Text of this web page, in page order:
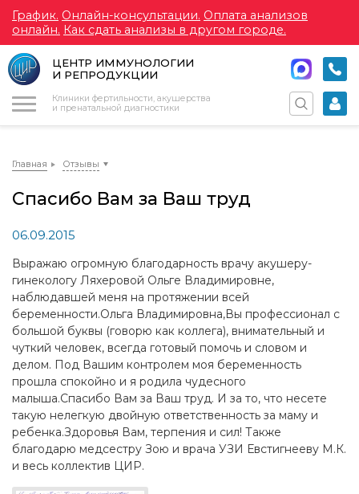
График. Онлайн-консультации. Оплата анализов
онлайн. Как сдать анализы в другом городе.
ЦЕНТР ИММУНОЛОГИИ
И РЕПРОДУКЦИИ
Клиники фертильности, акушерства
и пренатальной диагностики
Главная Отзывы
Спасибо Вам за Ваш труд
06.09.2015
Выражаю огромную благодарность врачу акушеру-
гинекологу Ляхеровой Ольге Владимировне,
наблюдавшей меня на протяжении всей
беременности.Ольга Владимировна,Вы профессионал с
большой буквы (говорю как коллега), внимательный и
чуткий человек, всегда готовый помочь и словом и
делом. Под Вашим контролем моя беременность
прошла спокойно и я родила чудесного
малыша.Спасибо Вам за Ваш труд. И за то, что несете
такую нелегкую двойную ответственность за маму и
ребенка.Здоровья Вам, терпения и сил! Также
благодарю медсестру Зою и врача УЗИ Евстигнееву М.К.
и весь коллектив ЦИР.